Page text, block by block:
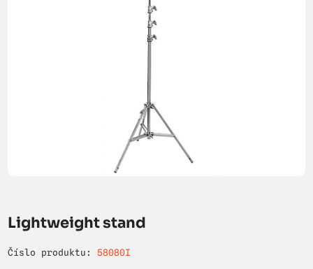
Lightweight stand
Číslo produktu: 58080I